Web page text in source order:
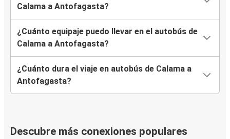
Calama a Antofagasta?
¿Cuánto equipaje puedo llevar en el autobús de
Calama a Antofagasta?
¿Cuánto dura el viaje en autobús de Calama a
Antofagasta?
Descubre más conexiones populares